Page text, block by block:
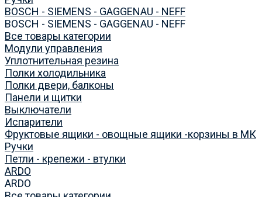
BOSCH - SIEMENS - GAGGENAU - NEFF
BOSCH - SIEMENS - GAGGENAU - NEFF
Все товары категории
Модули управления
Уплотнительная резина
Полки холодильника
Полки двери, балконы
Панели и щитки
Выключатели
Испарители
Фруктовые ящики - овощные ящики -корзины в МК
Ручки
Петли - крепежи - втулки
ARDO
ARDO